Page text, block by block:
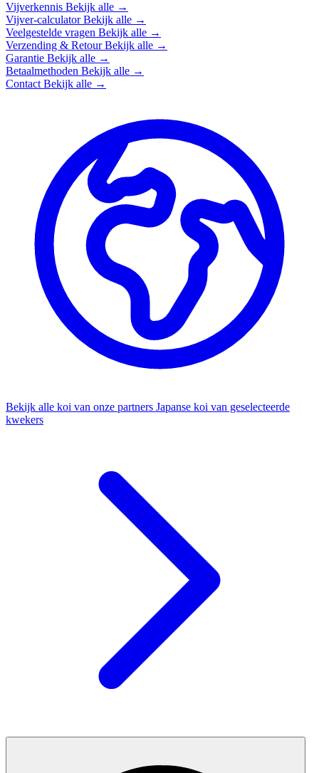
Vijverkennis Bekijk alle →
Vijver-calculatorBekijk alle →
Veelgestelde vragen Bekijk alle →
Verzending & RetourBekijk alle →
Garantie Bekijk alle →
Betaalmethoden Bekijk alle →
Contact Bekijk alle →
Bekijk alle koi van onze partners Japanse koi van geselecteerde
kwekers